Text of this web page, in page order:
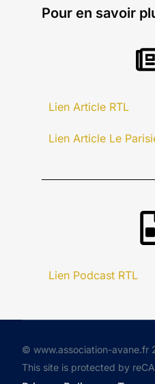
Pour en savoir
Lien Article RTL
Lien Article Le
Lien Podcast RTL
© www.association-avane.fr
This site is protected by